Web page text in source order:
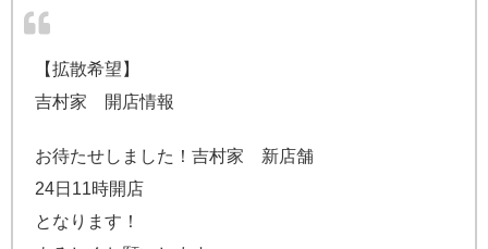
【拡散希望】
吉村家 開店情報
お待たせしました！吉村家 新店舗
24日11時開店
となります！